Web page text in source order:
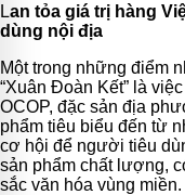
Lan tỏa giá trị hàng
dùng nội địa
Một trong những điểm
“Xuân Đoàn Kết” là
OCOP, đặc sản địa
phẩm tiêu biểu đến từ
cơ hội để người tiêu
sản phẩm chất lượng,
sắc văn hóa vùng miền.